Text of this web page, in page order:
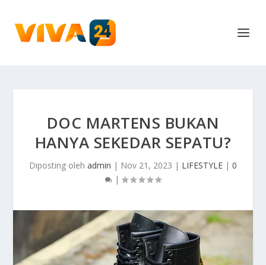
DOC MARTENS BUKAN
HANYA SEKEDAR SEPATU?
Diposting oleh admin | Nov 21, 2023 | LIFESTYLE | 0
|